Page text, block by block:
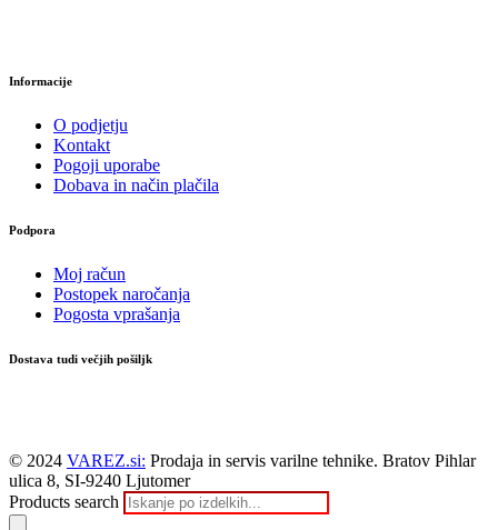
Informacije
O podjetju
Kontakt
Pogoji uporabe
Dobava in način plačila
Podpora
Moj račun
Postopek naročanja
Pogosta vprašanja
Dostava tudi večjih pošiljk
© 2024 VAREZ.si: Prodaja in servis varilne tehnike. Bratov Pihlar
ulica 8, SI-9240 Ljutomer
Products search